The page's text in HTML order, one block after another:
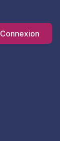
Connexion